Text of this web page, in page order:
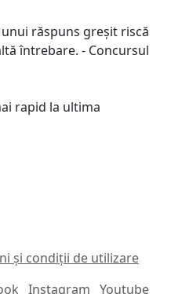
răspuns greșit riscă
întrebare. - Concursul
rapid la ultima
și condiții de utilizare
Instagram Youtube